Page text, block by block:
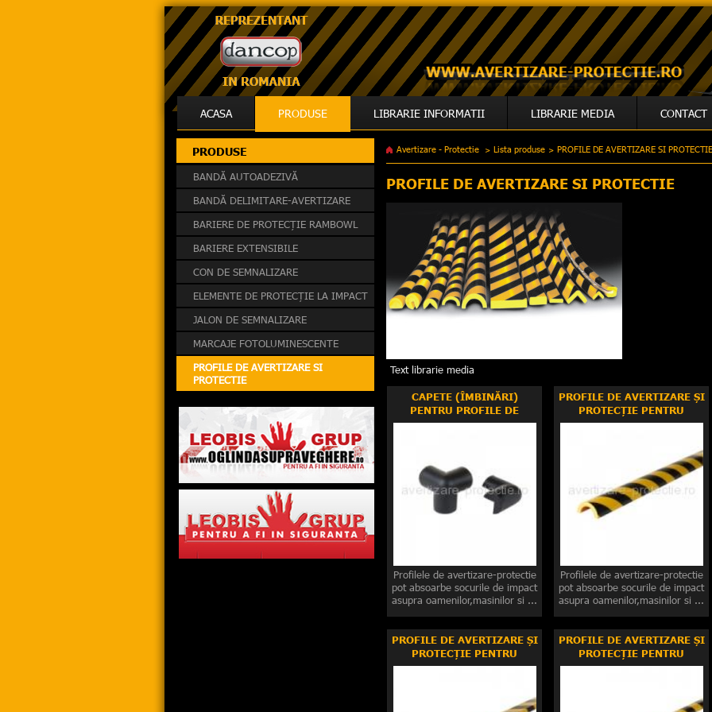
ACASA PRODUSE LIBRARIE INFORMATII LIBRARIE MEDIA CONTACT
PRODUSE
BANDĂ AUTOADEZIVĂ
BANDĂ DELIMITARE-AVERTIZARE
BARIERE DE PROTECȚIE RAMBOWL
BARIERE EXTENSIBILE
CON DE SEMNALIZARE
ELEMENTE DE PROTECȚIE LA IMPACT
JALON DE SEMNALIZARE
MARCAJE FOTOLUMINESCENTE
PROFILE DE AVERTIZARE SI
PROTECTIE
Avertizare - Protectie > Lista produse > PROFILE DE AVERTIZARE SI PROTECTIE
PROFILE DE AVERTIZARE SI PROTECTIE
Text librarie media
CAPETE (ÎMBINĂRI)
PENTRU PROFILE DE
AVERTIZARE ȘI PROTECȚIE
Profilele de avertizare-protectie
pot absoarbe socurile de impact
asupra oamenilor,masinilor si ...
PROFILE DE AVERTIZARE ȘI
PROTECȚIE PENTRU
CABLURI ȘI ȚEVI
Profilele de avertizare-protectie
pot absoarbe socurile de impact
asupra oamenilor,masinilor si ...
PROFILE DE AVERTIZARE ȘI
PROTECȚIE PENTRU
SUPRAFEȚE
PROFILE DE AVERTIZARE ȘI
PROTECȚIE PENTRU
COLȚURI